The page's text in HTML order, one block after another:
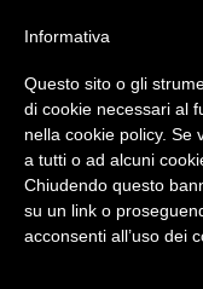
Informativa
Questo sito o gli
di cookie necessari al
nella cookie policy. Se
a tutti o ad alcuni
Chiudendo questo
su un link o
acconsenti all’uso dei